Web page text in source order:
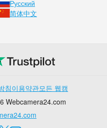
Русский
简体中文
침이용약관모든 웹캠
Webcamera24.com